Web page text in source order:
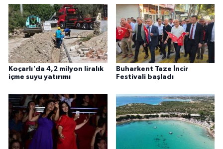
Koçarlı'da 4,2 milyon liralık
içme suyu yatırımı
Buharkent Taze İncir
Festivali başladı